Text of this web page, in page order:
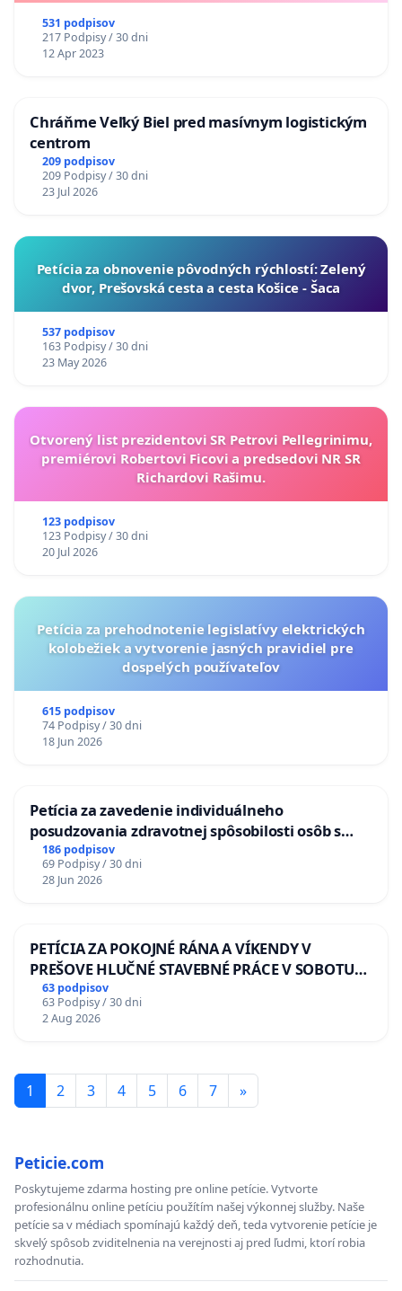
531 podpisov
217 Podpisy / 30 dni
12 Apr 2023
Chráňme Veľký Biel pred masívnym logistickým
centrom
209 podpisov
209 Podpisy / 30 dni
23 Jul 2026
​Petícia za obnovenie pôvodných rýchlostí: Zelený
dvor, Prešovská cesta a cesta Košice - Šaca
537 podpisov
163 Podpisy / 30 dni
23 May 2026
Otvorený list prezidentovi SR Petrovi Pellegrinimu,
premiérovi Robertovi Ficovi a predsedovi NR SR
Richardovi Rašimu.
123 podpisov
123 Podpisy / 30 dni
20 Jul 2026
Petícia za prehodnotenie legislatívy elektrických
kolobežiek a vytvorenie jasných pravidiel pre
dospelých používateľov
615 podpisov
74 Podpisy / 30 dni
18 Jun 2026
Petícia za zavedenie individuálneho
posudzovania zdravotnej spôsobilosti osôb s
diabetom 1. a 2. typu pri prijímaní do
Policajného zboru SR
186 podpisov
69 Podpisy / 30 dni
28 Jun 2026
PETÍCIA ZA POKOJNÉ RÁNA A VÍKENDY V
PREŠOVE HLUČNÉ STAVEBNÉ PRÁCE V SOBOTU
LEN OD 9.00 DO 13.00 HOD., CEZ PRACOVNÝ
TÝŽDEŇ CIEĽ 8.00 – 18.00 HOD. A PRAVIDELNÁ
KONTROLA STAVBY C-AREA NA
63 podpisov
63 Podpisy / 30 dni
2 Aug 2026
1 2 3 4 5 6 7 »
Peticie.com
Poskytujeme zdarma hosting pre online petície. Vytvorte
profesionálnu online petíciu použítím našej výkonnej služby. Naše
petície sa v médiach spomínajú každý deň, teda vytvorenie petície je
skvelý spôsob zviditelnenia na verejnosti aj pred ľudmi, ktorí robia
rozhodnutia.